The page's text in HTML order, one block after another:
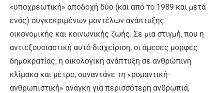
«υποχρεωτική» αποδοχή δύο (και από το 1989 και μετά
ενός) συγκεκριμένων μοντέλων ανάπτυξης
οικονομικής και κοινωνικής ζωής. Σε μια στιγμή, που η
αντιεξουσιαστική αυτό-διαχείριση, οι άμεσες μορφές
δημοκρατίας, η οικολογική ανάπτυξη σε ανθρώπινη
κλίμακα και μέτρο, συναντάνε τη «ρομαντική-
ανθρωπιστική» ανάγκη για περισσότερη ανθρωπιά,